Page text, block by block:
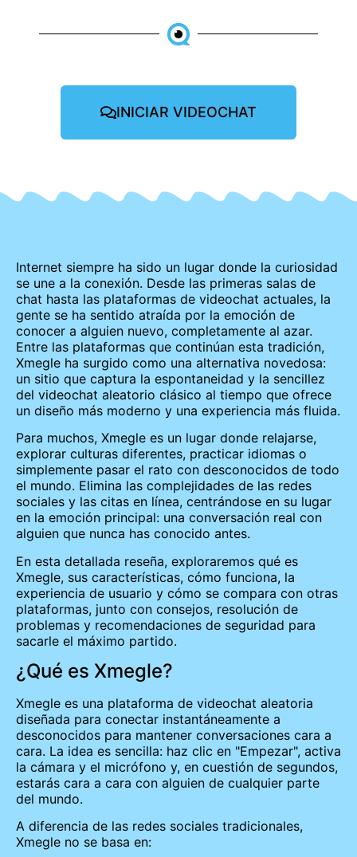
INICIAR VIDEOCHAT
Internet siempre ha sido un lugar donde la curiosidad
se une a la conexión. Desde las primeras salas de
chat hasta las plataformas de videochat actuales, la
gente se ha sentido atraída por la emoción de
conocer a alguien nuevo, completamente al azar.
Entre las plataformas que continúan esta tradición,
Xmegle ha surgido como una alternativa novedosa:
un sitio que captura la espontaneidad y la sencillez
del videochat aleatorio clásico al tiempo que ofrece
un diseño más moderno y una experiencia más fluida.
Para muchos, Xmegle es un lugar donde relajarse,
explorar culturas diferentes, practicar idiomas o
simplemente pasar el rato con desconocidos de todo
el mundo. Elimina las complejidades de las redes
sociales y las citas en línea, centrándose en su lugar
en la emoción principal: una conversación real con
alguien que nunca has conocido antes.
En esta detallada reseña, exploraremos qué es
Xmegle, sus características, cómo funciona, la
experiencia de usuario y cómo se compara con otras
plataformas, junto con consejos, resolución de
problemas y recomendaciones de seguridad para
sacarle el máximo partido.
¿Qué es Xmegle?
Xmegle es una plataforma de videochat aleatoria
diseñada para conectar instantáneamente a
desconocidos para mantener conversaciones cara a
cara. La idea es sencilla: haz clic en "Empezar", activa
la cámara y el micrófono y, en cuestión de segundos,
estarás cara a cara con alguien de cualquier parte
del mundo.
A diferencia de las redes sociales tradicionales,
Xmegle no se basa en: